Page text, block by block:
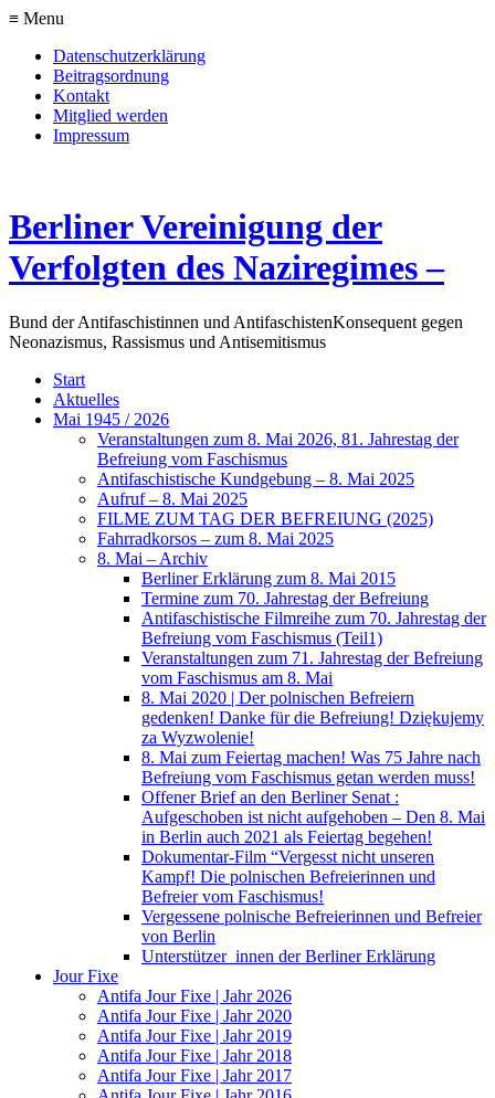
≡ Menu
Datenschutzerklärung
Beitragsordnung
Kontakt
Mitglied werden
Impressum
Berliner Vereinigung der
Verfolgten des Naziregimes –
Bund der Antifaschistinnen und AntifaschistenKonsequent gegen
Neonazismus, Rassismus und Antisemitismus
Start
Aktuelles
Mai 1945 / 2026
Veranstaltungen zum 8. Mai 2026, 81. Jahrestag der
Befreiung vom Faschismus
Antifaschistische Kundgebung – 8. Mai 2025
Aufruf – 8. Mai 2025
FILME ZUM TAG DER BEFREIUNG (2025)
Fahrradkorsos – zum 8. Mai 2025
8. Mai – Archiv
Berliner Erklärung zum 8. Mai 2015
Termine zum 70. Jahrestag der Befreiung
Antifaschistische Filmreihe zum 70. Jahrestag der
Befreiung vom Faschismus (Teil1)
Veranstaltungen zum 71. Jahrestag der Befreiung
vom Faschismus am 8. Mai
8. Mai 2020 | Der polnischen Befreiern
gedenken! Danke für die Befreiung! Dziękujemy
za Wyzwolenie!
8. Mai zum Feiertag machen! Was 75 Jahre nach
Befreiung vom Faschismus getan werden muss!
Offener Brief an den Berliner Senat :
Aufgeschoben ist nicht aufgehoben – Den 8. Mai
in Berlin auch 2021 als Feiertag begehen!
Dokumentar-Film “Vergesst nicht unseren
Kampf! Die polnischen Befreierinnen und
Befreier vom Faschismus!
Vergessene polnische Befreierinnen und Befreier
von Berlin
Unterstützer_innen der Berliner Erklärung
Jour Fixe
Antifa Jour Fixe | Jahr 2026
Antifa Jour Fixe | Jahr 2020
Antifa Jour Fixe | Jahr 2019
Antifa Jour Fixe | Jahr 2018
Antifa Jour Fixe | Jahr 2017